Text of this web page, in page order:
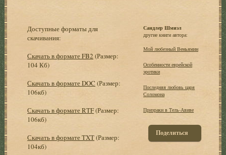
Доступные форматы для
скачивания:
Скачать в формате FB2 (Размер:
104 Кб)
Скачать в формате DOC (Размер:
106кб)
Скачать в формате RTF(Размер:
106кб)
Скачать в формате TXT(Размер:
104кб)
Сандлер Шмиэл
другие книги автора:
Мой любезный Веньямин
Особенности еврейской
эротики
Последняя любовь царя
Соломона
Призраки в Тель-Авиве
Поделиться